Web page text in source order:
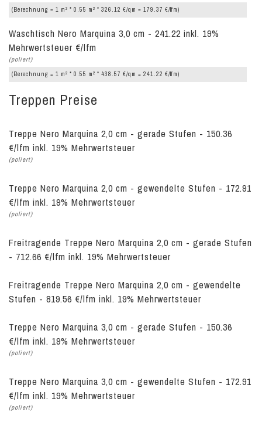
(Berechnung = 1 m 2 * 0.55 m 2 * 326.12 €/qm = 179.37 €/lfm)
Waschtisch Nero Marquina 3,0 cm - 241.22 inkl. 19%
Mehrwertsteuer €/lfm
(poliert)
(Berechnung = 1 m 2 * 0.55 m 2 * 438.57 €/qm = 241.22 €/lfm)
Treppen Preise
Treppe Nero Marquina 2,0 cm - gerade Stufen - 150.36
€/lfm inkl. 19% Mehrwertsteuer
(poliert)
Treppe Nero Marquina 2,0 cm - gewendelte Stufen - 172.91
€/lfm inkl. 19% Mehrwertsteuer
(poliert)
Freitragende Treppe Nero Marquina 2,0 cm - gerade Stufen
- 712.66 €/lfm inkl. 19% Mehrwertsteuer
Freitragende Treppe Nero Marquina 2,0 cm - gewendelte
Stufen - 819.56 €/lfm inkl. 19% Mehrwertsteuer
Treppe Nero Marquina 3,0 cm - gerade Stufen - 150.36
€/lfm inkl. 19% Mehrwertsteuer
(poliert)
Treppe Nero Marquina 3,0 cm - gewendelte Stufen - 172.91
€/lfm inkl. 19% Mehrwertsteuer
(poliert)